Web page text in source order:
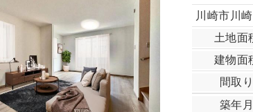
川崎市川
土地面
建物面
間取り
築年月